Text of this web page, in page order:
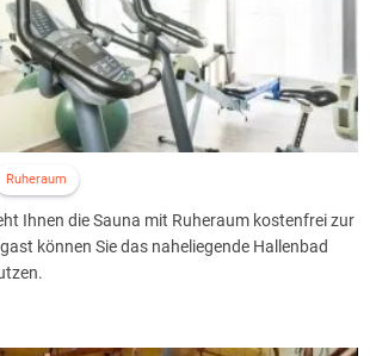
Ruheraum
Ihnen die Sauna mit Ruheraum kostenfrei zur
können Sie das naheliegende Hallenbad